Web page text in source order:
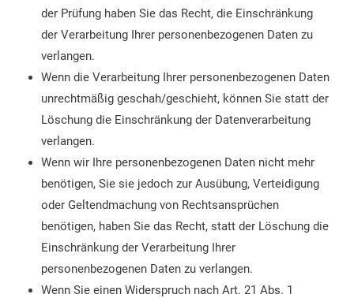
der Prüfung haben Sie das Recht, die Einschränkung
der Verarbeitung Ihrer personenbezogenen Daten zu
verlangen.
Wenn die Verarbeitung Ihrer personenbezogenen Daten
unrechtmäßig geschah/geschieht, können Sie statt der
Löschung die Einschränkung der Datenverarbeitung
verlangen.
Wenn wir Ihre personenbezogenen Daten nicht mehr
benötigen, Sie sie jedoch zur Ausübung, Verteidigung
oder Geltendmachung von Rechtsansprüchen
benötigen, haben Sie das Recht, statt der Löschung die
Einschränkung der Verarbeitung Ihrer
personenbezogenen Daten zu verlangen.
Wenn Sie einen Widerspruch nach Art. 21 Abs. 1